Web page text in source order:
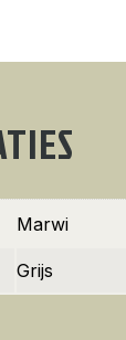
Marwi
Grijs